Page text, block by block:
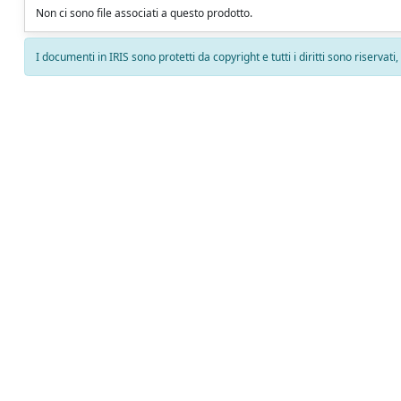
Non ci sono file associati a questo prodotto.
I documenti in IRIS sono protetti da copyright e tutti i diritti sono